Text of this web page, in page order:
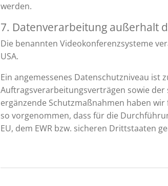
werden.
7. Datenverarbeitung außerhalt
Die benannten Videokonferenzsysteme
USA.
Ein angemessenes Datenschutzniveau ist
Auftragsverarbeitungsverträgen sowie
ergänzende Schutzmaßnahmen haben
so vorgenommen, dass für die
EU, dem EWR bzw. sicheren Drittstaaten